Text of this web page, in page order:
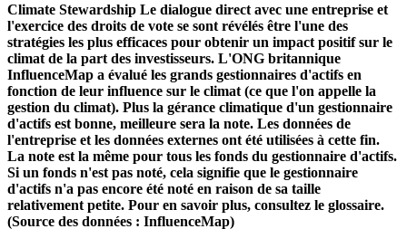
Climate Stewardship Le dialogue direct avec une entreprise et
l'exercice des droits de vote se sont révélés être l'une des
stratégies les plus efficaces pour obtenir un impact positif sur le
climat de la part des investisseurs. L'ONG britannique
InfluenceMap a évalué les grands gestionnaires d'actifs en
fonction de leur influence sur le climat (ce que l'on appelle la
gestion du climat). Plus la gérance climatique d'un gestionnaire
d'actifs est bonne, meilleure sera la note. Les données de
l'entreprise et les données externes ont été utilisées à cette fin.
La note est la même pour tous les fonds du gestionnaire d'actifs.
Si un fonds n'est pas noté, cela signifie que le gestionnaire
d'actifs n'a pas encore été noté en raison de sa taille
relativement petite. Pour en savoir plus, consultez le glossaire.
(Source des données : InfluenceMap)